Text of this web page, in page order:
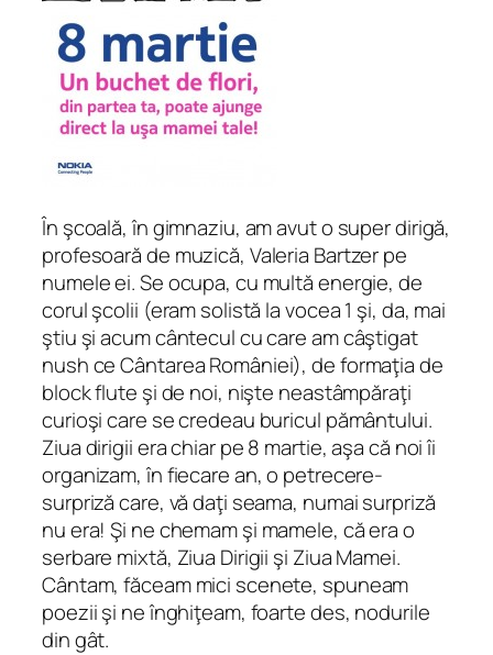
În şcoală, în gimnaziu, am avut o super dirigă,
profesoară de muzică, Valeria Bartzer pe
numele ei. Se ocupa, cu multă energie, de
corul şcolii (eram solistă la vocea 1 şi, da, mai
ştiu şi acum cântecul cu care am câştigat
nush ce Cântarea României), de formaţia de
block flute şi de noi, nişte neastâmpăraţi
curioşi care se credeau buricul pământului.
Ziua dirigii era chiar pe 8 martie, aşa că noi îi
organizam, în fiecare an, o petrecere-
surpriză care, vă daţi seama, numai surpriză
nu era! Şi ne chemam şi mamele, că era o
serbare mixtă, Ziua Dirigii şi Ziua Mamei.
Cântam, făceam mici scenete, spuneam
poezii şi ne înghiţeam, foarte des, nodurile
din gât.